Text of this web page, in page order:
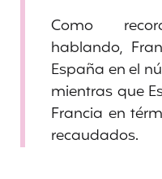
Como
hablando,
España en el
mientras que
Francia en
recaudados.